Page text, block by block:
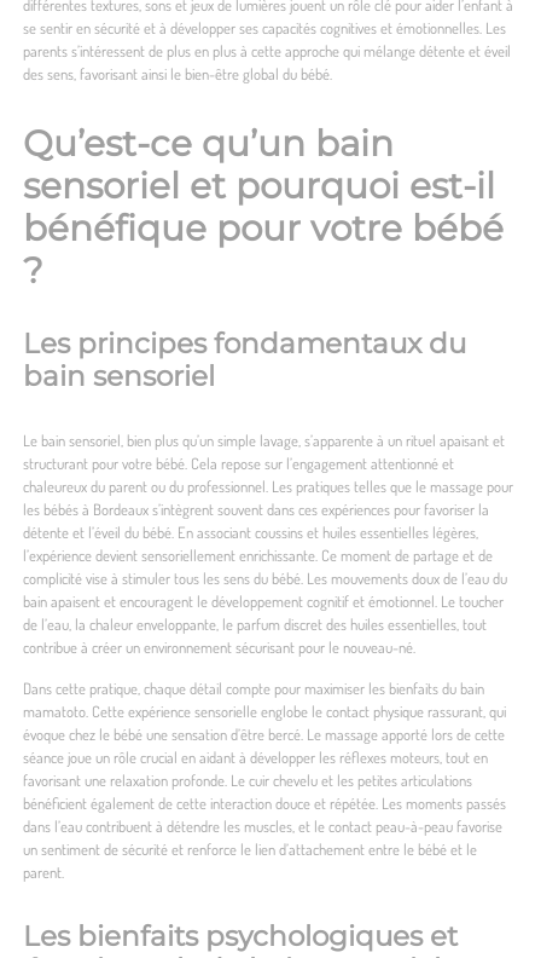
différentes textures, sons et jeux de lumières jouent un rôle clé pour aider l’enfant à
se sentir en sécurité et à développer ses capacités cognitives et émotionnelles. Les
parents s’intéressent de plus en plus à cette approche qui mélange détente et éveil
des sens, favorisant ainsi le bien-être global du bébé.
Qu’est-ce qu’un bain
sensoriel et pourquoi est-il
bénéfique pour votre bébé
?
Les principes fondamentaux du
bain sensoriel
Le bain sensoriel, bien plus qu’un simple lavage, s’apparente à un rituel apaisant et
structurant pour votre bébé. Cela repose sur l’engagement attentionné et
chaleureux du parent ou du professionnel. Les pratiques telles que le massage pour
les bébés à Bordeauxs’intègrent souvent dans ces expériences pour favoriser la
détente et l’éveil du bébé. En associant coussins et huiles essentielles légères,
l’expérience devient sensoriellement enrichissante. Ce moment de partage et de
complicité vise à stimuler tous les sens du bébé. Les mouvements doux de l’eau du
bain apaisent et encouragent le développement cognitif et émotionnel. Le toucher
de l’eau, la chaleur enveloppante, le parfum discret des huiles essentielles, tout
contribue à créer un environnement sécurisant pour le nouveau-né.
Dans cette pratique, chaque détail compte pour maximiser les bienfaits du bain
mamatoto. Cette expérience sensorielle englobe le contact physique rassurant, qui
évoque chez le bébé une sensation d’être bercé. Le massage apporté lors de cette
séance joue un rôle crucial en aidant à développer les réflexes moteurs, tout en
favorisant une relaxation profonde. Le cuir chevelu et les petites articulations
bénéficient également de cette interaction douce et répétée. Les moments passés
dans l’eau contribuent à détendre les muscles, et le contact peau-à-peau favorise
un sentiment de sécurité et renforce le lien d’attachement entre le bébé et le
parent.
Les bienfaits psychologiques et